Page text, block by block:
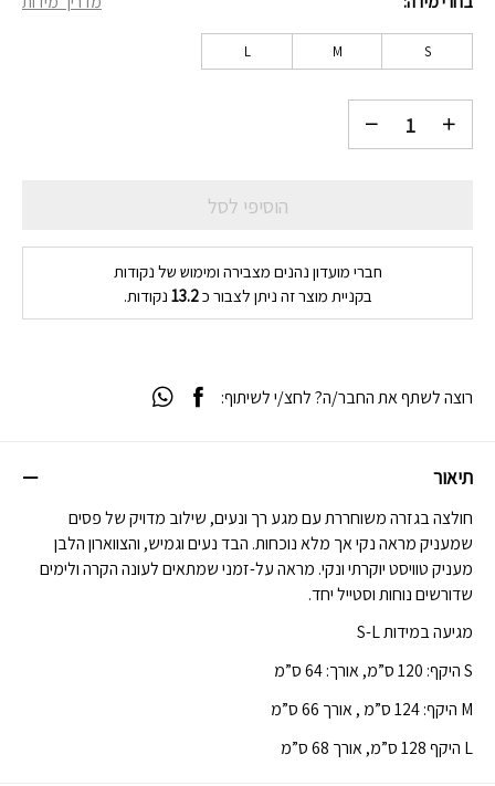
₪189.
S
M
L
הוסיפי לסל
חברי מועדון נהנים מצבירה ומימוש של נקודות
בקניית מוצר זה ניתן לצבור כ13.2 נקודות.
תיאור
חולצה בגזרה משוחררת עם מגע רך ונעים, שילוב מדויק של פסים
שמעניק מראה נקי אך מלא נוכחות. הבד נעים וגמיש, והצווארון הלבן
מעניק טוויסט יוקרתי ונקי. מראה על-זמני שמתאים לעונה הקרה ולימים
שדורשים נוחות וסטייל יחד.
מגיעה במידות S-L
S היקף: 120 ס”מ, אורך: 64 ס”מ
M היקף: 124 ס”מ , אורך 66 ס”מ
L היקף 128 ס”מ, אורך 68 ס”מ
רוצה לשתף את החבר/ה? לחצ/י לשיתוף: